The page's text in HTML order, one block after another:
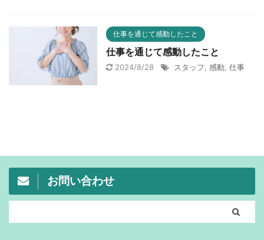
仕事を通じて感動したこと
仕事を通じて感動したこと
2024/8/28 スタッフ 感動 仕事
お問い合わせ